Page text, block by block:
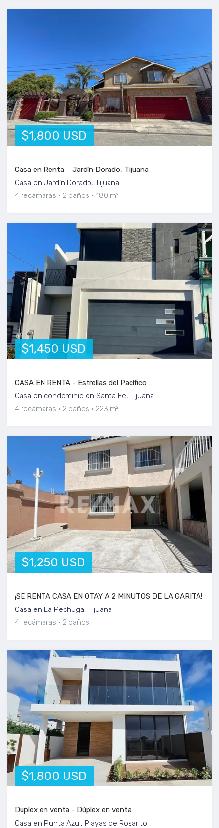
$1,800 USD
Casa en Renta – Jardín Dorado, Tijuana
Casa en Jardín Dorado, Tijuana
4 recámaras
2 baños 180 m²
$1,450 USD
CASA EN RENTA - Estrellas del Pacífico
Casa en condominio en Santa Fe, Tijuana
4 recámaras
2 baños 223 m²
$1,250 USD
¡SE RENTA CASA EN OTAY A 2 MINUTOS DE LA GARITA!
Casa en La Pechuga, Tijuana
4 recámaras
2 baños
$1,800 USD
Duplex en venta - Dúplex en venta
Casa en Punta Azul, Playas de Rosarito